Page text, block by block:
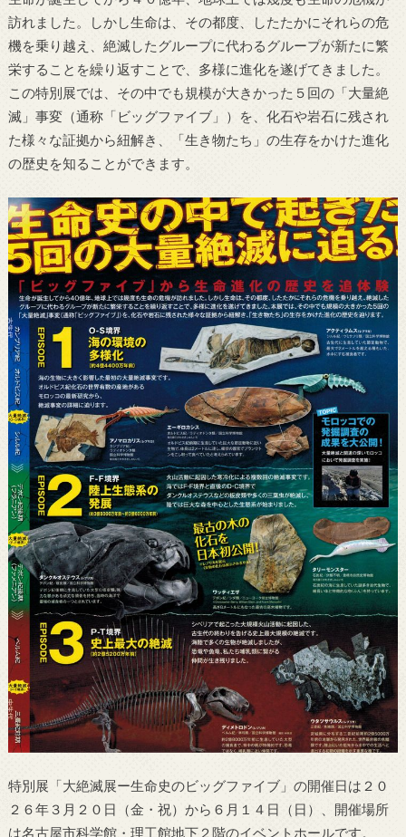
訪れました。しかし生命は、その都度、したたかにそれらの危
機を乗り越え、絶滅したグループに代わるグループが新たに繁
栄することを繰り返すことで、多様に進化を遂げてきました。
この特別展では、その中でも規模が大きかった５回の「大量絶
滅」事変（通称「ビッグファイブ」）を、化石や岩石に残され
た様々な証拠から紐解き、「生き物たち」の生存をかけた進化
の歴史を知ることができます。
特別展「大絶滅展ー生命史のビッグファイブ」の開催日は２０
２６年３月２０日（金・祝）から６月１４日（日）、開催場所
は名古屋市科学館・理工館地下２階のイベントホールです。